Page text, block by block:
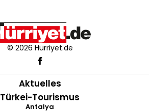
© 2026 Hürriyet.de
Aktuelles
Türkei-Tourismus
Antalya